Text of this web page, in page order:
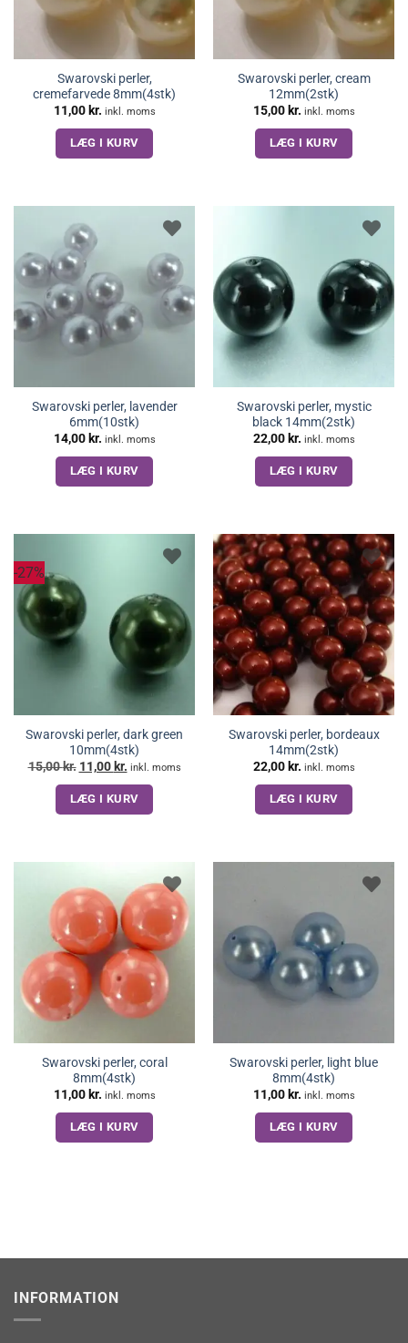
Swarovski perler,
cremefarvede 8mm(4stk)
11,00 kr. inkl. moms
LÆG I KURV
Swarovski perler, cream
12mm(2stk)
15,00 kr. inkl. moms
LÆG I KURV
Swarovski perler, lavender
6mm(10stk)
14,00 kr. inkl. moms
LÆG I KURV
Swarovski perler, mystic
black 14mm(2stk)
22,00 kr. inkl. moms
LÆG I KURV
-27%
Swarovski perler, dark green
10mm(4stk)
15,00kr. Den
oprindelige
pris
var:
15,00 kr..
11,00 kr. Den
aktuelle
pris
er:
11,00 kr..
inkl. moms
LÆG I KURV
Swarovski perler, bordeaux
14mm(2stk)
22,00 kr. inkl. moms
LÆG I KURV
Swarovski perler, coral
8mm(4stk)
11,00 kr. inkl. moms
LÆG I KURV
Swarovski perler, light blue
8mm(4stk)
11,00 kr. inkl. moms
LÆG I KURV
INFORMATION